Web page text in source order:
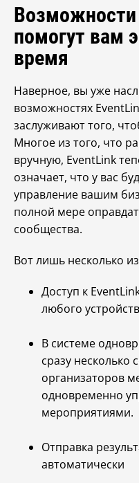
Возможности
помогут вам
время
Наверное, вы уже
возможностях
заслуживают того,
Многое из того, что
вручную, EventLink
означает, что у вас
управление вашим
полной мере
сообщества.
Вот лишь несколько
Доступ к
любого
В системе
сразу несколько
организаторов
одновременно
мероприятиями.
Отправка
автоматически